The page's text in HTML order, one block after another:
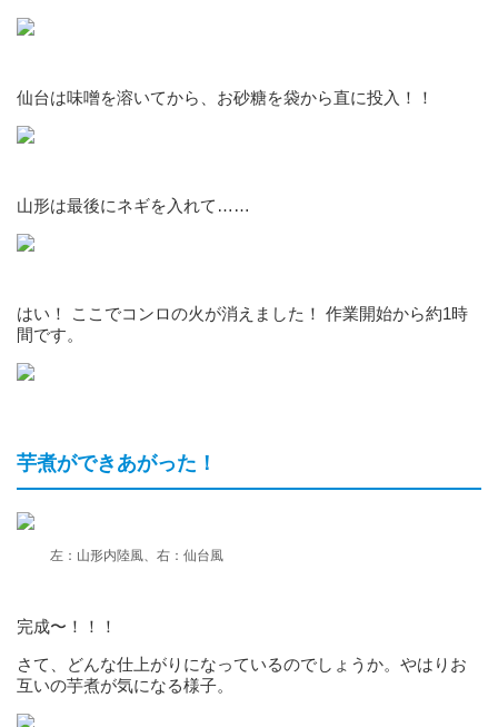
仙台は味噌を溶いてから、お砂糖を袋から直に投入！！
山形は最後にネギを入れて……
はい！ ここでコンロの火が消えました！ 作業開始から約1時
間です。
芋煮ができあがった！
左：山形内陸風、右：仙台風
完成〜！！！
さて、どんな仕上がりになっているのでしょうか。やはりお
互いの芋煮が気になる様子。